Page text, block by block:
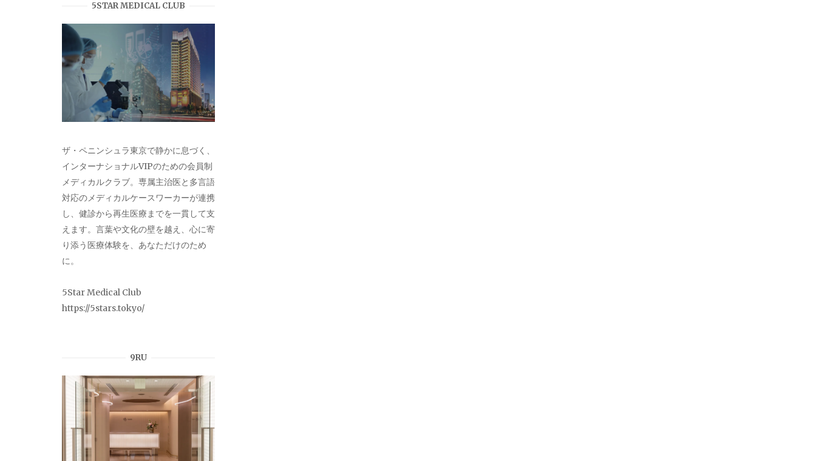
5STAR MEDICAL CLUB
ザ・ペニンシュラ東京で静かに息づく、
インターナショナルVIPのための会員制
メディカルクラブ。専属主治医と多言語
対応のメディカルケースワーカーが連携
し、健診から再生医療までを一貫して支
えます。言葉や文化の壁を越え、心に寄
り添う医療体験を、あなただけのため
に。
5Star Medical Club
https://5stars.tokyo/
9RU